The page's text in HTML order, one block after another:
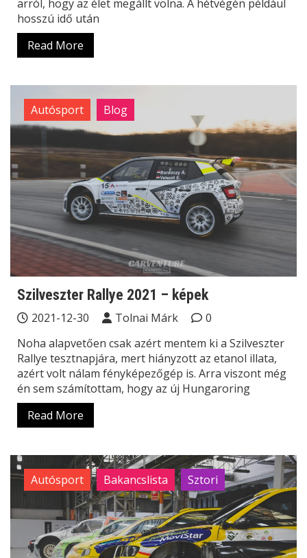
arról, hogy az élet megállt volna. A hétvégén például
hosszú idő után
Read More
Autósport Blog
Szilveszter Rallye 2021 – képek
2021-12-30 Tolnai Márk
0
Noha alapvetően csak azért mentem ki a Szilveszter
Rallye tesztnapjára, mert hiányzott az etanol illata,
azért volt nálam fényképezőgép is. Arra viszont még
én sem számítottam, hogy az új Hungaroring
Read More
Autósport Bakancslista Sztori